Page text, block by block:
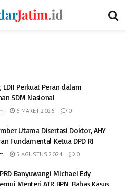
LDII Perkuat Peran dalam
SDM Nasional
6 MARET 2026 0
Utama Disertasi Doktor, AHY
Fundamental Ketua DPD RI
5 AGUSTUS 2024 0
Banyuwangi Michael Edy